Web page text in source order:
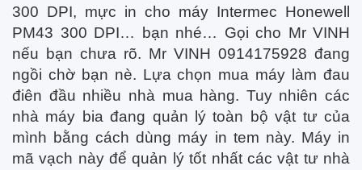
300 DPI, mực in cho máy Intermec Honewell
PM43 300 DPI… bạn nhé… Gọi cho Mr VINH
nếu bạn chưa rõ. Mr VINH 0914175928 đang
ngồi chờ bạn nè. Lựa chọn mua máy làm đau
điên đầu nhiều nhà mua hàng. Tuy nhiên các
nhà máy bia đang quản lý toàn bộ vật tư của
mình bằng cách dùng máy in tem này. Máy in
mã vạch này để quản lý tốt nhất các vật tư nhà